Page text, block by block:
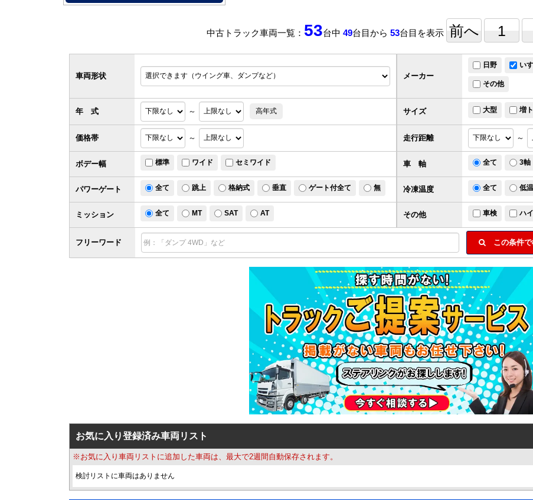
中古トラック車両一覧： 53台中 49台目から 53台目を表示 前へ 1
車両形状
サイズ 大型 増
価格帯 ～
フリーワード この条件で
メーカー
日野 いす
その他
年 式 ～ 高年式
走行距離 ～
ボデー幅 標準 ワイド セミワイド 車 軸 全て 3軸
パワーゲート 全て 跳上 格納式 垂直 ゲート付全て 無 冷凍温度 全て 低温
ミッション 全て MT SAT AT その他 車検 ハ
お気に入り登録済み車両リスト
※お気に入り車両リストに追加した車両は、最大で2週間自動保存されます。
検討リストに車両はありません